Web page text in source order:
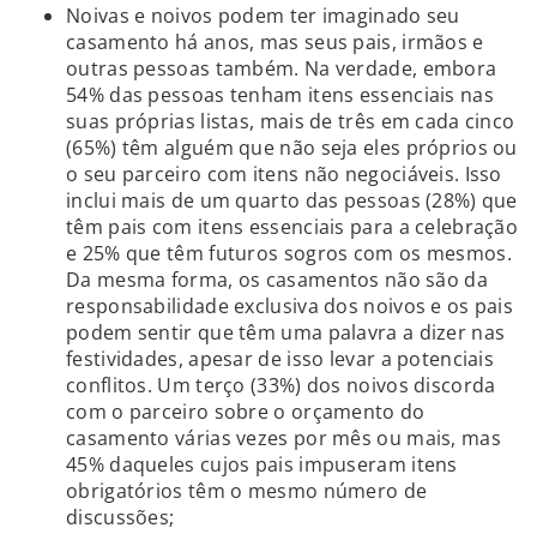
Noivas e noivos podem ter imaginado seu
casamento há anos, mas seus pais, irmãos e
outras pessoas também. Na verdade, embora
54% das pessoas tenham itens essenciais nas
suas próprias listas, mais de três em cada cinco
(65%) têm alguém que não seja eles próprios ou
o seu parceiro com itens não negociáveis. Isso
inclui mais de um quarto das pessoas (28%) que
têm pais com itens essenciais para a celebração
e 25% que têm futuros sogros com os mesmos.
Da mesma forma, os casamentos não são da
responsabilidade exclusiva dos noivos e os pais
podem sentir que têm uma palavra a dizer nas
festividades, apesar de isso levar a potenciais
conflitos. Um terço (33%) dos noivos discorda
com o parceiro sobre o orçamento do
casamento várias vezes por mês ou mais, mas
45% daqueles cujos pais impuseram itens
obrigatórios têm o mesmo número de
discussões;